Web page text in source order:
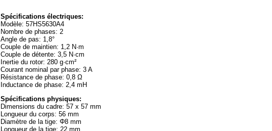
Spécifications électriques:
Modèle: 57HS5630A4
Nombre de phases: 2
Angle de pas: 1,8°
Couple de maintien: 1,2 N·m
Couple de détente: 3,5 N·cm
Inertie du rotor: 280 g·cm²
Courant nominal par phase: 3 A
Résistance de phase: 0,8 Ω
Inductance de phase: 2,4 mH
Spécifications physiques:
Dimensions du cadre: 57 x 57 mm
Longueur du corps: 56 mm
Diamètre de la tige: Φ8 mm
Longueur de la tige: 22 mm